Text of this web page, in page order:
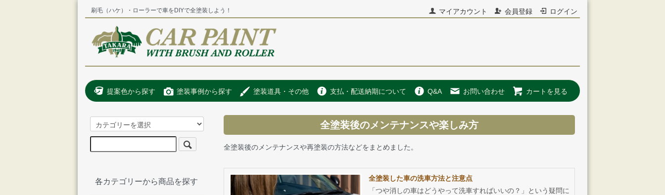
マイアカウント 会員登録 ログイン
刷毛（ハケ）・ローラーで車をDIYで全塗装しよう！
提案色から探す 塗装事例から探す 塗装道具・その他 支払・配送納期について Q&A お問い合わせ カートを見る
全塗装後のメンテナンスや楽しみ方
全塗装後のメンテナンスや再塗装の方法などをまとめました。
全塗装した車の洗車方法と注意点
「つや消しの車はどうやって洗車すればいいの？」という疑問に
各カテゴリーから商品を探す